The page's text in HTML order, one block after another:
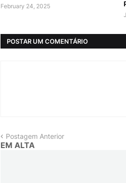
February 24, 2025
POSTAR UM COMENTÁRIO
Postagem Anterior
EM ALTA